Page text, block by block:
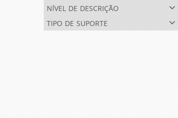
nível de descrição
tipo de suporte